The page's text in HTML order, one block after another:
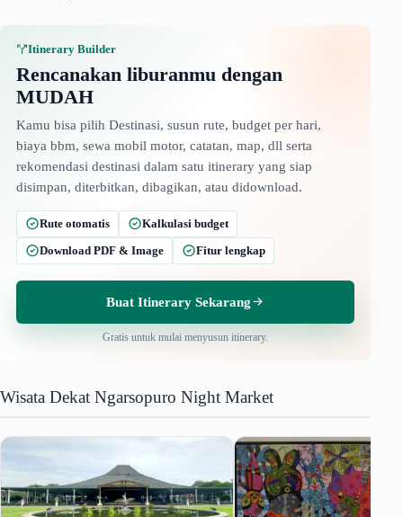
Itinerary Builder
Rencanakan liburanmu dengan
MUDAH
Kamu bisa pilih Destinasi, susun rute, budget per hari,
biaya bbm, sewa mobil motor, catatan, map, dll serta
rekomendasi destinasi dalam satu itinerary yang siap
disimpan, diterbitkan, dibagikan, atau didownload.
Rute otomatis
Kalkulasi budget
Download PDF & Image
Fitur lengkap
Buat Itinerary Sekarang
Gratis untuk mulai menyusun itinerary.
Wisata Dekat Ngarsopuro Night Market